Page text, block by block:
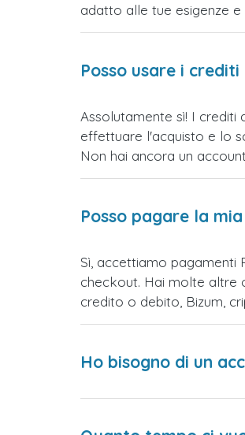
adatto alle tue esigenze
Posso usare i
Assolutamente sì! I crediti
effettuare l'acquisto e lo
Non hai ancora un
Posso pagare la
Sì, accettiamo pagamenti
checkout. Hai molte altre
credito o debito, Bizum,
Ho bisogno di un